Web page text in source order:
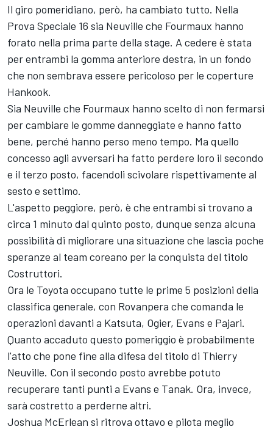
Il giro pomeridiano, però, ha cambiato tutto. Nella
Prova Speciale 16 sia Neuville che Fourmaux hanno
forato nella prima parte della stage. A cedere è stata
per entrambi la gomma anteriore destra, in un fondo
che non sembrava essere pericoloso per le coperture
Hankook.
Sia Neuville che Fourmaux hanno scelto di non fermarsi
per cambiare le gomme danneggiate e hanno fatto
bene, perché hanno perso meno tempo. Ma quello
concesso agli avversari ha fatto perdere loro il secondo
e il terzo posto, facendoli scivolare rispettivamente al
sesto e settimo.
L'aspetto peggiore, però, è che entrambi si trovano a
circa 1 minuto dal quinto posto, dunque senza alcuna
possibilità di migliorare una situazione che lascia poche
speranze al team coreano per la conquista del titolo
Costruttori.
Ora le Toyota occupano tutte le prime 5 posizioni della
classifica generale, con Rovanpera che comanda le
operazioni davanti a Katsuta, Ogier, Evans e Pajari.
Quanto accaduto questo pomeriggio è probabilmente
l'atto che pone fine alla difesa del titolo di Thierry
Neuville. Con il secondo posto avrebbe potuto
recuperare tanti punti a Evans e Tanak. Ora, invece,
sarà costretto a perderne altri.
Joshua McErlean si ritrova ottavo e pilota meglio